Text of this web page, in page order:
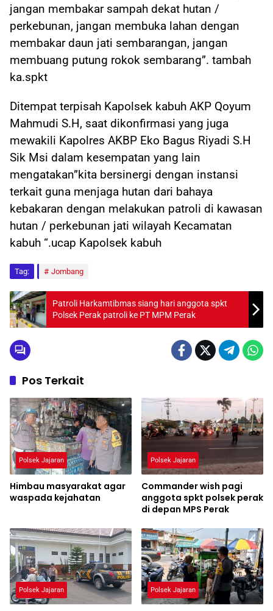
jangan membakar sampah dekat hutan /
perkebunan, jangan membuka lahan dengan
membakar daun jati sembarangan, jangan
membuang putung rokok sembarang”. tambah
ka.spkt
Ditempat terpisah Kapolsek kabuh AKP Qoyum
Mahmudi S.H, saat dikonfirmasi yang juga
mewakili Kapolres AKBP Eko Bagus Riyadi S.H
Sik Msi dalam kesempatan yang lain
mengatakan”kita bersinergi dengan instansi
terkait guna menjaga hutan dari bahaya
kebakaran dengan melakukan patroli di kawasan
hutan / perkebunan jati wilayah Kecamatan
kabuh “.ucap Kapolsek kabuh
Tag: Jombang
Patroli Harkamtibmas siang hari anggota spkt
Polsek Perak patroli ke PT MPM Perak
Pos Terkait
Polsek Jajaran
Himbau masyarakat agar
waspada kejahatan
Polsek Jajaran
Commander wish pagi
anggota spkt polsek perak
di depan MPS Perak
Polsek Jajaran Polsek Jajaran